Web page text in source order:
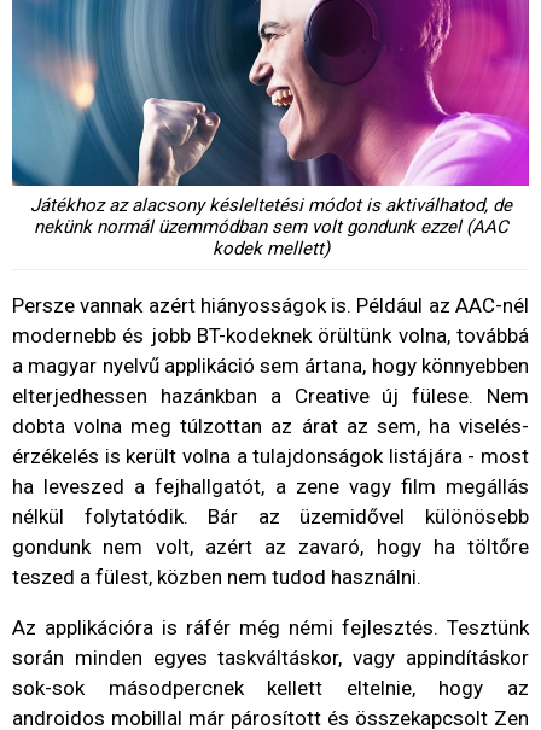
Játékhoz az alacsony késleltetési módot is aktiválhatod, de
nekünk normál üzemmódban sem volt gondunk ezzel (AAC
kodek mellett)
Persze vannak azért hiányosságok is. Például az AAC-nél
modernebb és jobb BT-kodeknek örültünk volna, továbbá
a magyar nyelvű applikáció sem ártana, hogy könnyebben
elterjedhessen hazánkban a Creative új fülese. Nem
dobta volna meg túlzottan az árat az sem, ha viselés-
érzékelés is került volna a tulajdonságok listájára - most
ha leveszed a fejhallgatót, a zene vagy film megállás
nélkül folytatódik. Bár az üzemidővel különösebb
gondunk nem volt, azért az zavaró, hogy ha töltőre
teszed a fülest, közben nem tudod használni.
Az applikációra is ráfér még némi fejlesztés. Tesztünk
során minden egyes taskváltáskor, vagy appindításkor
sok-sok másodpercnek kellett eltelnie, hogy az
androidos mobillal már párosított és összekapcsolt Zen